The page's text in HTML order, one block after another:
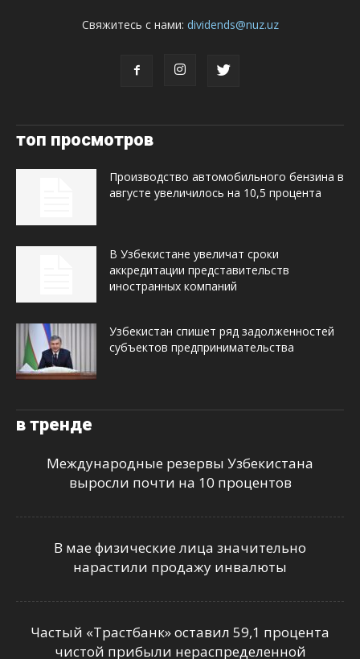
Свяжитесь с нами: dividends@nuz.uz
топ просмотров
Производство автомобильного бензина в
августе увеличилось на 10,5 процента
В Узбекистане увеличат сроки
аккредитации представительств
иностранных компаний
Узбекистан спишет ряд задолженностей
субъектов предпринимательства
в тренде
Международные резервы Узбекистана
выросли почти на 10 процентов
В мае физические лица значительно
нарастили продажу инвалюты
Частый «Трастбанк» оставил 59,1 процента
чистой прибыли нераспределенной